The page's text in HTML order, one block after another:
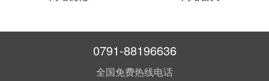
0791-88196636
全国免费热线电话